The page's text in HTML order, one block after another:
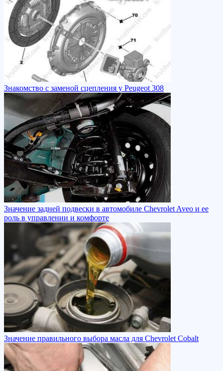
Знакомство с заменой сцепления у Peugeot 308
Значение задней подвески в автомобиле Chevrolet Aveo и ее
роль в управлении и комфорте
Значение правильного выбора масла для Chevrolet Cobalt